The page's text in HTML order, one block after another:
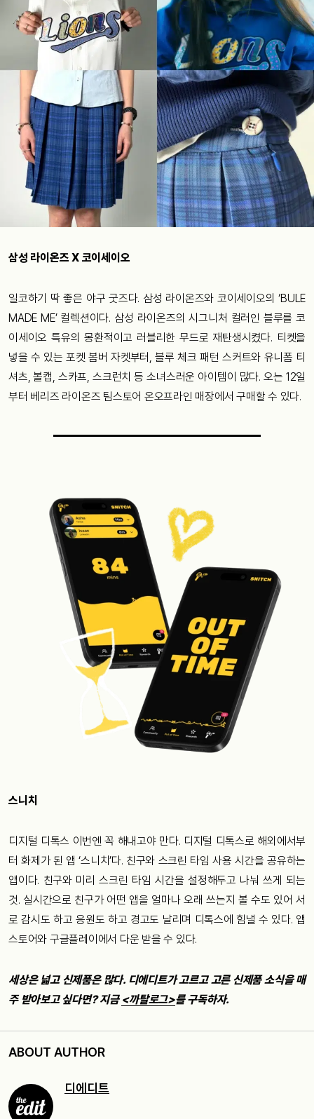
삼성 라이온즈 X 코이세이오
일코하기 딱 좋은 야구 굿즈다. 삼성 라이온즈와 코이세이오의 ‘BULE
MADE ME’ 컬렉션이다. 삼성 라이온즈의 시그니처 컬러인 블루를 코
이세이오 특유의 몽환적이고 러블리한 무드로 재탄생시켰다. 티켓을
넣을 수 있는 포켓 봄버 자켓부터, 블루 체크 패턴 스커트와 유니폼 티
셔츠, 볼캡, 스카프, 스크런치 등 소녀스러운 아이템이 많다. 오는 12일
부터 베리즈 라이온즈 팀스토어 온오프라인 매장에서 구매할 수 있다.
스니치
디지털 디톡스 이번엔 꼭 해내고야 만다. 디지털 디톡스로 해외에서부
터 화제가 된 앱 ‘스니치’다. 친구와 스크린 타임 사용 시간을 공유하는
앱이다. 친구와 미리 스크린 타임 시간을 설정해두고 나눠 쓰게 되는
것. 실시간으로 친구가 어떤 앱을 얼마나 오래 쓰는지 볼 수도 있어 서
로 감시도 하고 응원도 하고 경고도 날리며 디톡스에 힘낼 수 있다. 앱
스토어와 구글플레이에서 다운 받을 수 있다.
세상은 넓고 신제품은 많다. 디에디트가 고르고 고른 신제품 소식을 매
주 받아보고 싶다면? 지금<까탈로그>를 구독하자.
ABOUT AUTHOR
디에디트